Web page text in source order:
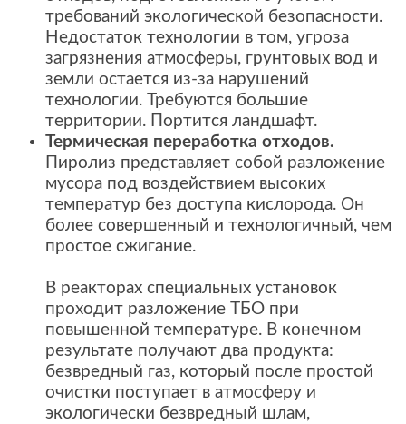
требований экологической безопасности.
Недостаток технологии в том, угроза
загрязнения атмосферы, грунтовых вод и
земли остается из-за нарушений
технологии. Требуются большие
территории. Портится ландшафт.
Термическая переработка отходов.
Пиролиз представляет собой разложение
мусора под воздействием высоких
температур без доступа кислорода. Он
более совершенный и технологичный, чем
простое сжигание.
В реакторах специальных установок
проходит разложение ТБО при
повышенной температуре. В конечном
результате получают два продукта:
безвредный газ, который после простой
очистки поступает в атмосферу и
экологически безвредный шлам,